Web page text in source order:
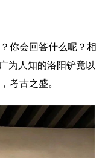
你会回答什么呢？相
为人知的洛阳铲竟以
考古之盛。